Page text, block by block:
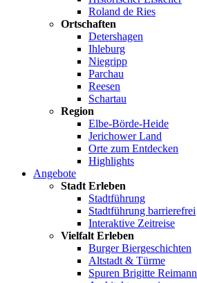
Roland de Ries
Ortschaften
Detershagen
Ihleburg
Niegripp
Parchau
Reesen
Schartau
Region
Elbe-Börde-Heide
Jerichower Land
Orte zum Entdecken
Highlights
Angebote
Stadt Erleben
Stadtführung
Stadtführung barrierefrei
Interaktive Zeitreise
Vielfalt Erleben
Burger Biergeschichten
Altstadt & Türme
Spuren Brigitte Reimann